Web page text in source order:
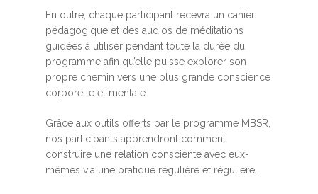
En outre, chaque participant recevra un cahier
pédagogique et des audios de méditations
guidées à utiliser pendant toute la durée du
programme afin qu’elle puisse explorer son
propre chemin vers une plus grande conscience
corporelle et mentale.
Grâce aux outils offerts par le programme MBSR,
nos participants apprendront comment
construire une relation consciente avec eux-
mêmes via une pratique régulière et régulière.